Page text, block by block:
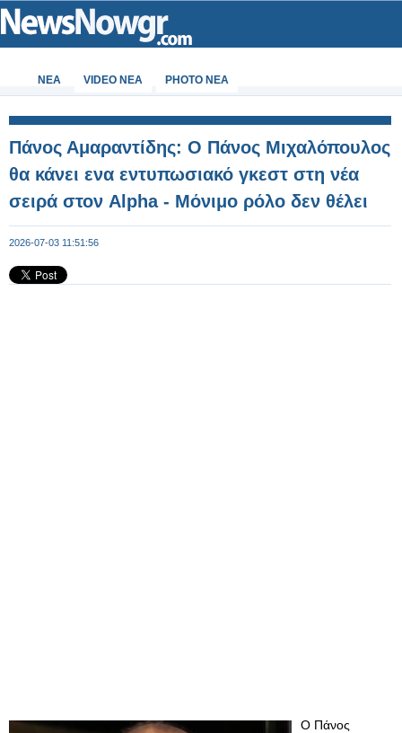
ΝΕΑ VIDEO NEA PHOTO NEA
Πάνος Αμαραντίδης: Ο Πάνος Μιχαλόπουλος
θα κάνει ενα εντυπωσιακό γκεστ στη νέα
σειρά στον Alpha - Μόνιμο ρόλο δεν θέλει
2026-07-03 11:51:56
Ο Πάνος